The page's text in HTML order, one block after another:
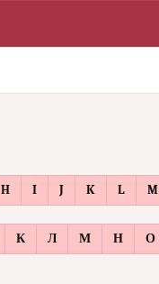
H I J K L M
К Л М Н О